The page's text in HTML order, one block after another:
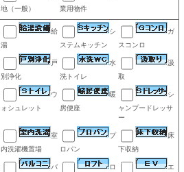
地（一般）
業用物件
給
湯
シ
ステムキッチン
ガ
スコンロ
戸
別浄化
水
洗トイレ
汲
取
ウ
ォシュレット
暖
房便座
シ
ャンプードレッサ
ー
室
内洗濯機置場
プ
ロパン
床
下収納
バ
ロ
エ